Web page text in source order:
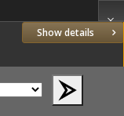
Show details